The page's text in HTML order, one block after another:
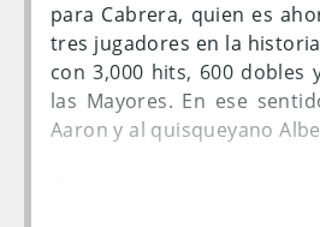
para Cabrera, quien es
tres jugadores en la
con 3,000 hits, 600 dobles
las Mayores. En ese
Aaron y al quisqueyano